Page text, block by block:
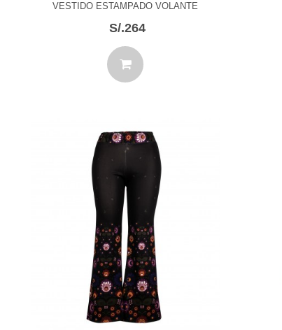
VESTIDO ESTAMPADO VOLANTE
S/.264